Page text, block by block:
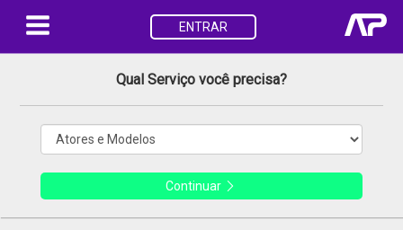
ENTRAR
Qual Serviço você precisa?
Continuar